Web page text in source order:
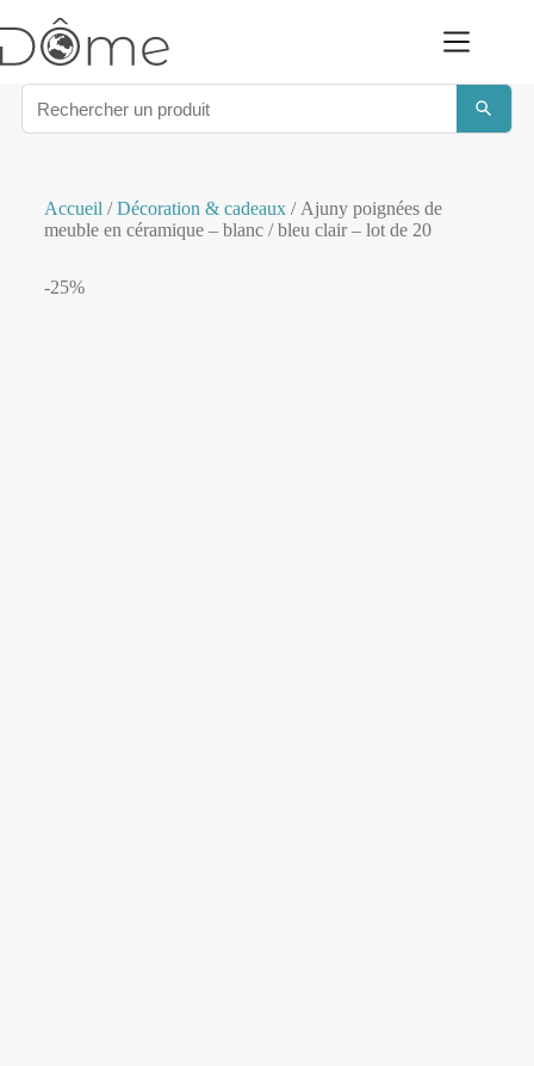
Accueil /Décoration & cadeaux/ Ajuny poignées de
meuble en céramique – blanc / bleu clair – lot de 20
-25%